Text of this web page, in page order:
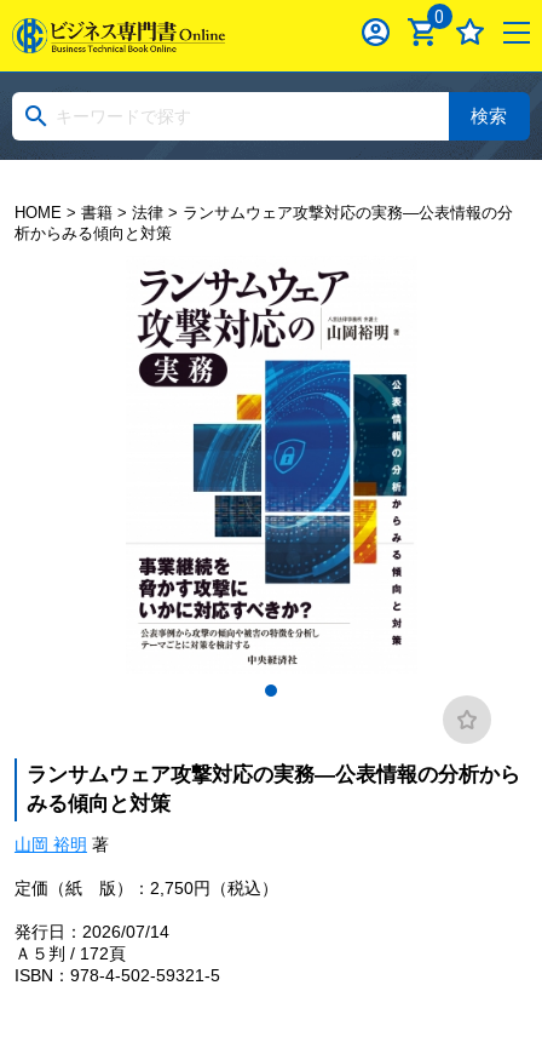
0
検索
HOME> 書籍> 法律> ランサムウェア攻撃対応の実務―公表情報の分
析からみる傾向と対策
ランサムウェア攻撃対応の実務―公表情報の分析から
みる傾向と対策
山岡 裕明 著
定価（紙 版）：2,750円（税込）
発行日：2026/07/14
Ａ５判 / 172頁
ISBN：978-4-502-59321-5